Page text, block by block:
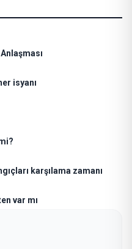
isyanı
karşılama zamanı
var mı